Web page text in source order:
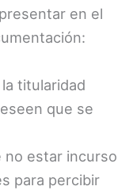
en el
titularidad
que se
no estar incurso
para percibir